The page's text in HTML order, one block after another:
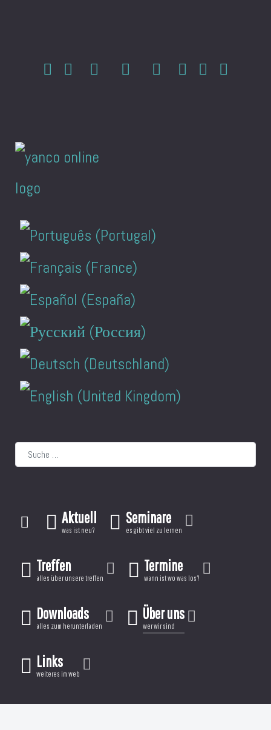
Sprache auswählen
Suchen
Aktuell
was ist neu?
Seminare
es gibt viel zu lernen
Treffen
alles über unsere treffen
Termine
wann ist wo was los?
Downloads
alles zum herunterladen
Über uns
wer wir sind
Links
weiteres im web